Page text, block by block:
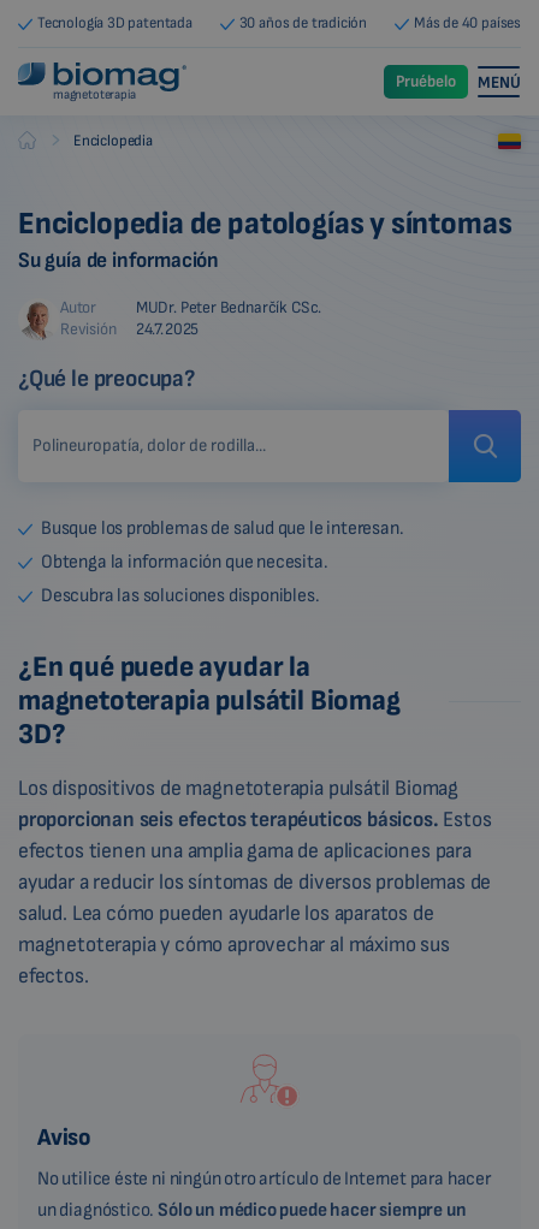
Tecnología 3D patentada 30 años de tradición Más de 40 países
magnetoterapia
Pruébelo MENÚ
Biomag Enciclopedia
Enciclopedia de patologías y síntomas
Su guía de información
Autor
MUDr. Peter Bednarčík CSc.
Revisión
24.7.2025
¿Qué le preocupa?
Busque los problemas de salud que le interesan.
Obtenga la información que necesita.
Descubra las soluciones disponibles.
¿En qué puede ayudar la
magnetoterapia pulsátil Biomag
3D?
Los dispositivos de magnetoterapia pulsátil Biomag
proporcionan seis efectos terapéuticos básicos. Estos
efectos tienen una amplia gama de aplicaciones para
ayudar a reducir los síntomas de diversos problemas de
salud. Lea cómo pueden ayudarle los aparatos de
magnetoterapia y cómo aprovechar al máximo sus
efectos.
Aviso
No utilice éste ni ningún otro artículo de Internet para hacer
un diagnóstico.Sólo un médico puede hacer siempre un